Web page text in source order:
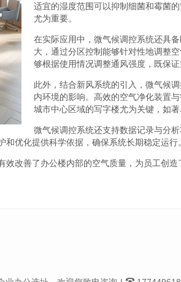
适宜的湿度范围可以抑制细菌和霉菌
尤为重要。
在实际应用中，微气候调控系统还具
大，通过分区控制能够针对性地调整
够根据使用情况调整通风强度，既保证
此外，结合新风系统的引入，微气候
内环境的影响。高效的空气净化装置
城市中心区域的写字楼尤为关键，如
微气候调控系统还支持数据记录与分
优化提供科学依据，确保系统长期稳定运行。
改善了办公楼内部的空气质量，为员工创